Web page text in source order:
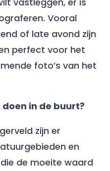
Vooral
of late avond zijn
perfect voor het
foto’s van het
in de buurt?
zijn er
en
de moeite waard